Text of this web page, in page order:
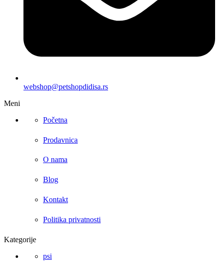
webshop@petshopdidisa.rs
Meni
Početna
Prodavnica
O nama
Blog
Kontakt
Politika privatnosti
Kategorije
psi